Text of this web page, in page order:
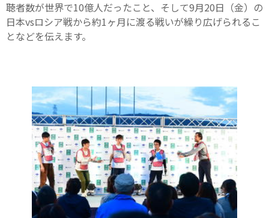
聴者数が世界で10億人だったこと、そして9月20日（金）の
日本vsロシア戦から約1ヶ月に渡る戦いが繰り広げられるこ
となどを伝えます。